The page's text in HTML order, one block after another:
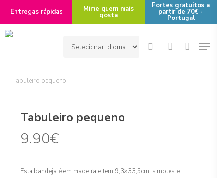
main
content
Entregas rápidas Mime quem mais
gosta
Portes gratuitos a
partir de 70€ -
Portugal
searchaccount
Tabuleiro pequeno
Tabuleiro pequeno
9.90€
Esta bandeja é em madeira e tem 9,3×33,5cm, simples e